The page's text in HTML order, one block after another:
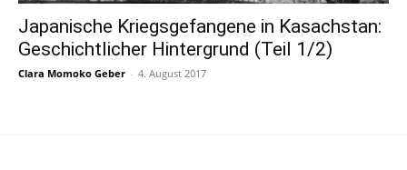
Japanische Kriegsgefangene in Kasachstan:
Geschichtlicher Hintergrund (Teil 1/2)
Clara Momoko Geber - 4. August 2017